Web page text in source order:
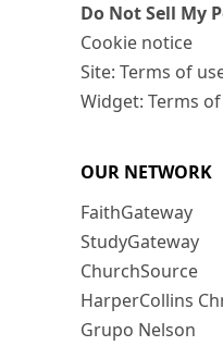
Do Not Sell My
Cookie notice
Site: Terms of
Widget: Terms
OUR NETWORK
FaithGateway
StudyGateway
ChurchSource
HarperCollins
Grupo Nelson